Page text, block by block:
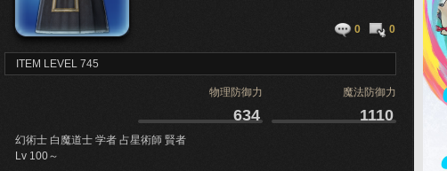
0 0
ITEM LEVEL 745
物理防御力 魔法防御力
634 1110
幻術士 白魔道士 学者 占星術師 賢者
Lv 100～